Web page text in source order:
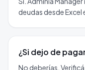
deudas desde Excel
¿Si dejo de
No deberías.